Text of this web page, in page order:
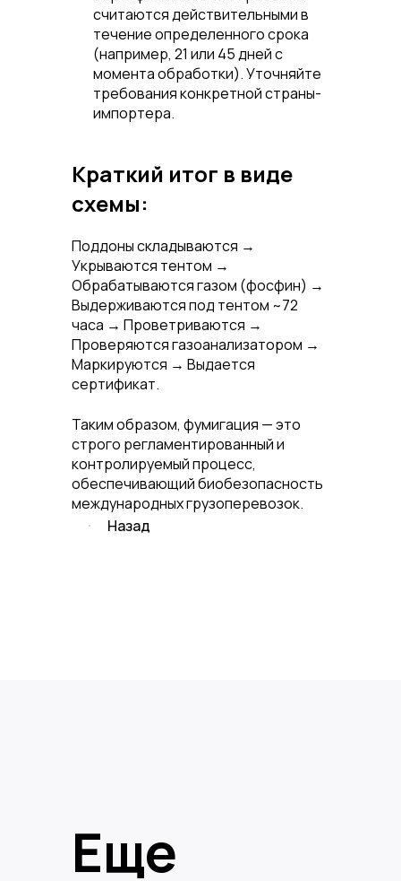
считаются действительными в
течение определенного срока
(например, 21 или 45 дней с
момента обработки). Уточняйте
требования конкретной страны-
импортера.
Краткий итог в виде
схемы:
Поддоны складываются →
Укрываются тентом →
Обрабатываются газом (фосфин) →
Выдерживаются под тентом ~72
часа → Проветриваются →
Проверяются газоанализатором →
Маркируются → Выдается
сертификат.
Таким образом, фумигация — это
строго регламентированный и
контролируемый процесс,
обеспечивающий биобезопасность
международных грузоперевозок.
Назад
Еще